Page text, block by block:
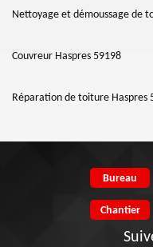
Nettoyage et démoussage de
Couvreur Haspres 59198
Réparation de toiture Haspres
Bureau
Chantier